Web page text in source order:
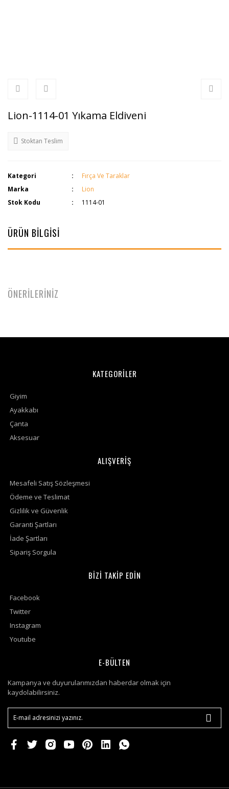
Lion-1114-01 Yıkama Eldiveni
Stoktan Teslim
Kategori
Fırça Ve Taraklar
Marka
Lion
Stok Kodu
1114-01
ÜRÜN BİLGİSİ
ÖNERİLERİNİZ
KATEGORİLER
Giyim
Ayakkabı
Çanta
Aksesuar
ALIŞVERİŞ
Mesafeli Satış Sözleşmesi
Ödeme ve Teslimat
Gizlilik ve Güvenlik
Garanti Şartları
İade Şartları
Sipariş Sorgula
BİZİ TAKİP EDİN
Facebook
Twitter
Instagram
Youtube
E-BÜLTEN
Kampanya ve duyurularımızdan haberdar olmak için
kaydolabilirsiniz.